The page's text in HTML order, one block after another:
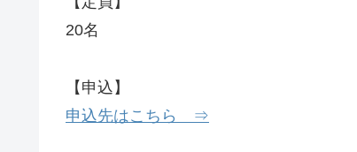
20名
【申込】
申込先はこちら ⇒